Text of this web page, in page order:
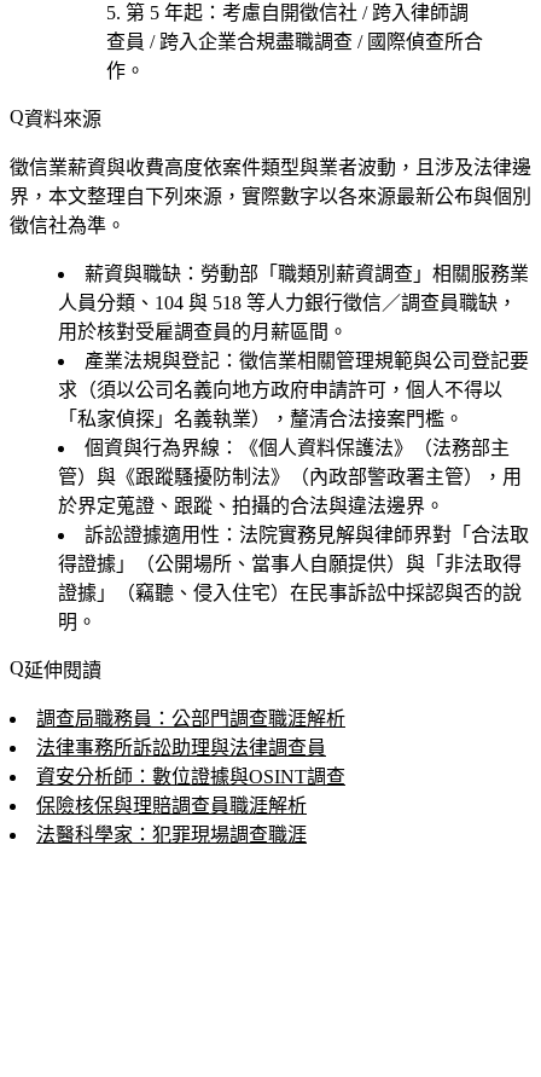
第 5 年起 ：考慮自開徵信社 / 跨入律師調
查員 / 跨入企業合規盡職調查 / 國際偵查所合
作 。
資料來源
徵信業薪資與收費高度依案件類型與業者波動，且涉及法律邊
界，本文整理自下列來源，實際數字以各來源最新公布與個別
徵信社為準。
薪資與職缺 ：勞動部「職類別薪資調查」相關服務業
人員分類、104 與 518 等人力銀行徵信／調查員職缺，
用於核對受雇調查員的月薪區間。
產業法規與登記 ：徵信業相關管理規範與公司登記要
求（須以公司名義向地方政府申請許可，個人不得以
「私家偵探」名義執業），釐清合法接案門檻。
個資與行為界線 ：《個人資料保護法》（法務部主
管）與《跟蹤騷擾防制法》（內政部警政署主管），用
於界定蒐證、跟蹤、拍攝的合法與違法邊界。
訴訟證據適用性 ：法院實務見解與律師界對「合法取
得證據」（公開場所、當事人自願提供）與「非法取得
證據」（竊聽、侵入住宅）在民事訴訟中採認與否的說
明。
延伸閱讀
調查局職務員：公部門調查職涯解析
法律事務所訴訟助理與法律調查員
資安分析師：數位證據與OSINT調查
保險核保與理賠調查員職涯解析
法醫科學家：犯罪現場調查職涯